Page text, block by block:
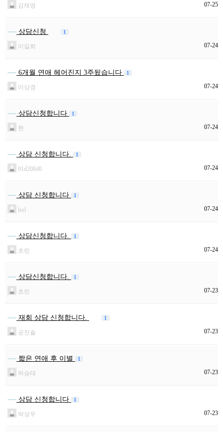
김채영 07-25
상담신청 1
이길희 07-24
6개월 연애 헤어진지 3주됬습니다 1
이상경 07-24
상담신청합니다 1
현 07-24
상담 신청합니다. 1
91d208d0 07-24
상담 신청합니다 1
lssl 07-24
상담신청합니다. 1
초린 07-24
상담신청합니다. 1
초린 07-23
재회 상담 신청합니다. 1
공진솔 07-23
짧은 연애 후 이별 1
하승태 07-23
상담 신청합니다 1
박성우 07-23